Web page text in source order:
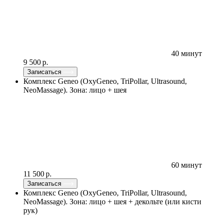
40 минут
9 500 р.
Записаться
Комплекс Geneo (OxyGeneo, TriPollar, Ultrasound,
NeoMassage). Зона: лицо + шея
60 минут
11 500 р.
Записаться
Комплекс Geneo (OxyGeneo, TriPollar, Ultrasound,
NeoMassage). Зона: лицо + шея + декольте (или кисти
рук)